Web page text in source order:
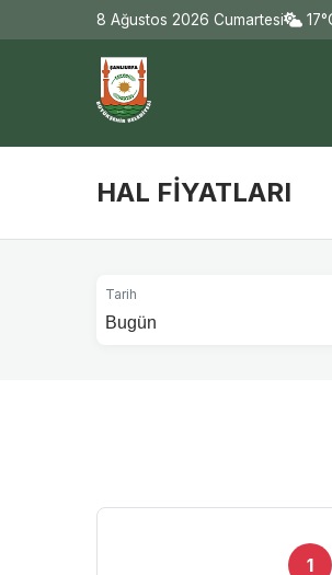
8 Ağustos 2026 Cumartesi
HAL FİYATLARI
Tarih
1